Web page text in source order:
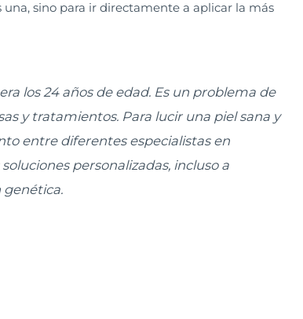
sino para ir directamente a aplicar la más
los 24 años de edad. Es un problema de
y tratamientos. Para lucir una piel sana y
entre diferentes especialistas en
personalizadas, incluso a
genética.